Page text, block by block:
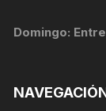
Domingo: